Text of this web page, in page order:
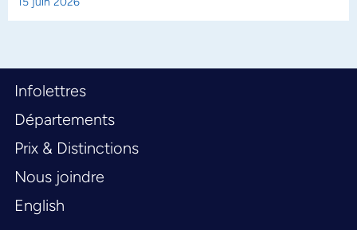
Infolettres
Départements
Prix & Distinctions
Nous joindre
English